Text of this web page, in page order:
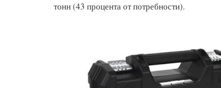
тонн (43 процента от потребности).